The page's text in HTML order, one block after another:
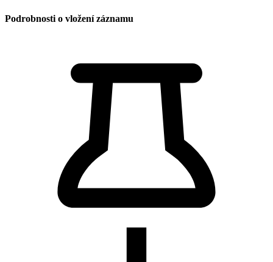
Podrobnosti o vložení záznamu